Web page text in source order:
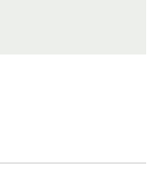
deu entrada